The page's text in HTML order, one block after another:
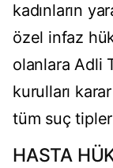
kadınların
özel infaz
olanlara Adli
kurulları
tüm suç
HASTA